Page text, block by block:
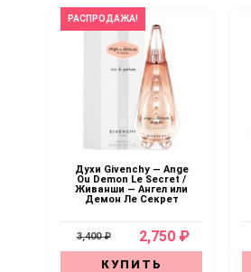
РАСПРОДАЖА!
Духи Givenchy — Ange
Ou Demon Le Secret /
Живанши — Ангел или
Демон Ле Секрет
3,400 ₽ 2,750 ₽
КУПИТЬ